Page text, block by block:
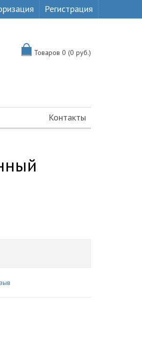
Регистрация
Товаров 0 (0 руб.)
Контакты